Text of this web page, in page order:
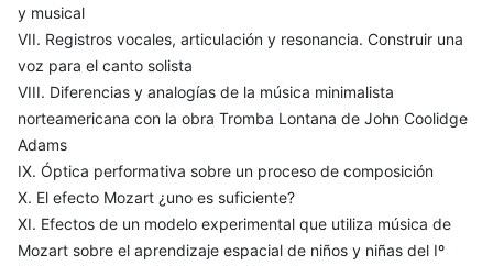
y musical
VII. Registros vocales, articulación y resonancia. Construir una
voz para el canto solista
VIII. Diferencias y analogías de la música minimalista
norteamericana con la obra Tromba Lontana de John Coolidge
Adams
IX. Óptica performativa sobre un proceso de composición
X. El efecto Mozart ¿uno es suficiente?
XI. Efectos de un modelo experimental que utiliza música de
Mozart sobre el aprendizaje espacial de niños y niñas del Iº